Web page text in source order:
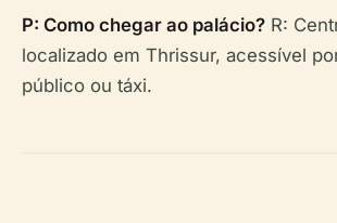
P: Como chegar ao palácio? R:
localizado em Thrissur, acessível
público ou táxi.